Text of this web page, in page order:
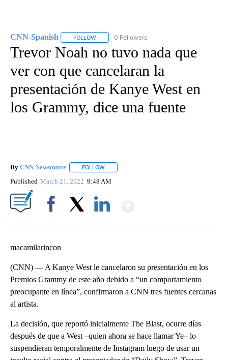
CNN-Spanish FOLLOW FOLLOW "CNN-SPANISH" TO RECEIVE
0 Followers
Trevor Noah no tuvo nada que
ver con que cancelaran la
presentación de Kanye West en
los Grammy, dice una fuente
By CNN Newsource FOLLOW
Published March 21, 2022 9:48 AM
macamilarincon
(CNN) — A Kanye West le cancelaron su presentación en los
Premios Grammy de este año debido a “un comportamiento
preocupante en línea”, confirmaron a CNN tres fuentes cercanas
al artista.
La decisión, que reportó inicialmente The Blast, ocurre días
después de que a West –quien ahora se hace llamar Ye– lo
suspendieran temporalmente de Instagram luego de usar un